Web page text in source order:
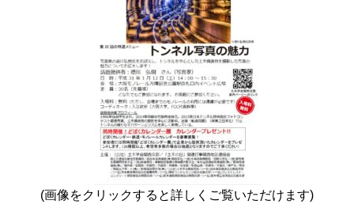
(画像をクリックすると詳しくご覧いただけます)